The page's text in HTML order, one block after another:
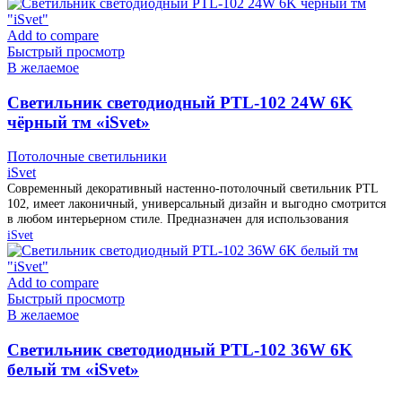
Add to compare
Быстрый просмотр
В желаемое
Cветильник светодиодный PTL-102 24W 6K
чёрный тм «iSvet»
Потолочные светильники
iSvet
Современный декоративный настенно-потолочный светильник PTL
102, имеет лаконичный, универсальный дизайн и выгодно смотрится
в любом интерьерном стиле. Предназначен для использования
iSvet
Add to compare
Быстрый просмотр
В желаемое
Cветильник светодиодный PTL-102 36W 6K
белый тм «iSvet»